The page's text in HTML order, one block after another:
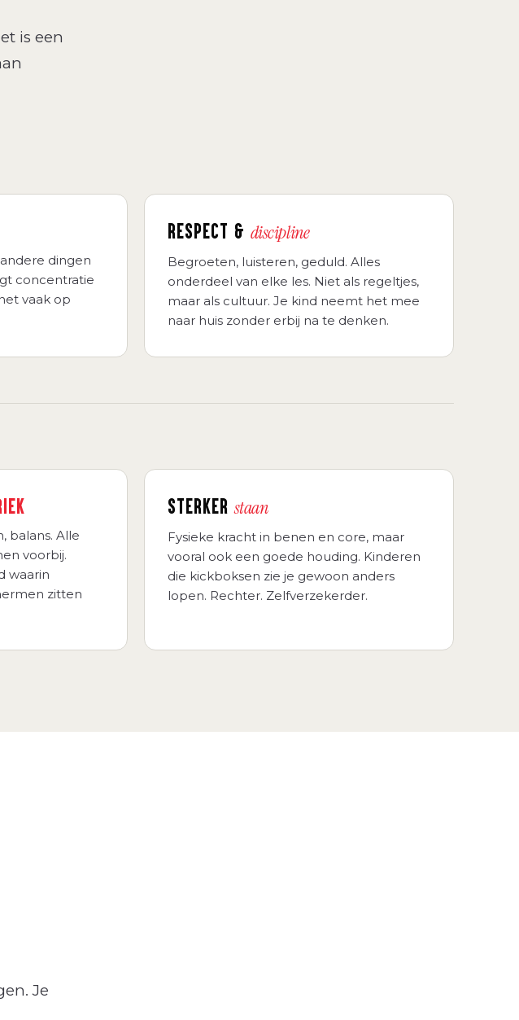
is een
dingen
concentratie
vaak op
RESPECT & discipline
Begroeten, luisteren, geduld. Alles
onderdeel van elke les. Niet als regeltjes,
maar als cultuur. Je kind neemt het mee
naar huis zonder erbij na te denken.
balans. Alle
voorbij.
waarin
zitten
STERKER staan
Fysieke kracht in benen en core, maar
vooral ook een goede houding. Kinderen
die kickboksen zie je gewoon anders
lopen. Rechter. Zelfverzekerder.
Je